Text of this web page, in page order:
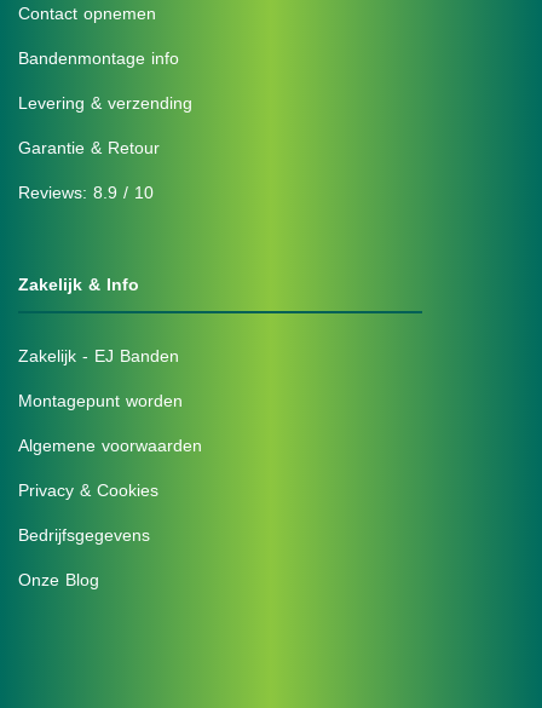
Contact opnemen
Bandenmontage info
Levering & verzending
Garantie & Retour
Reviews: 8.9 / 10
Zakelijk & Info
Zakelijk - EJ Banden
Montagepunt worden
Algemene voorwaarden
Privacy & Cookies
Bedrijfsgegevens
Onze Blog